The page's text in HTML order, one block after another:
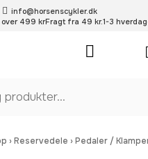
info@horsenscykler.dk
499 krFragt fra 49 kr.1-3
›Reservedele ›Pedaler /